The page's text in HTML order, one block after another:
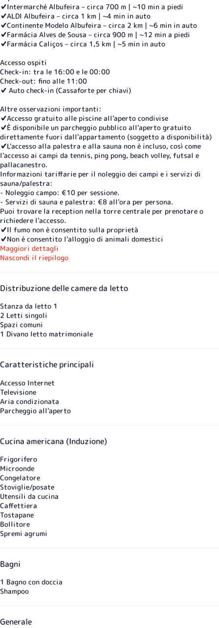
✔️Intermarché Albufeira – circa 700 m | ~10 min a piedi
✔️ALDI Albufeira – circa 1 km | ~4 min in auto
✔️Continente Modelo Albufeira – circa 2 km | ~6 min in auto
✔️Farmácia Alves de Sousa – circa 900 m | ~12 min a piedi
✔️Farmácia Caliços – circa 1,5 km | ~5 min in auto
Accesso ospiti
Check-in: tra le 16:00 e le 00:00
Check-out: fino alle 11:00
✔️ Auto check-in (Cassaforte per chiavi)
Altre osservazioni importanti:
✔️Accesso gratuito alle piscine all'aperto condivise
✔️È disponibile un parcheggio pubblico all'aperto gratuito
direttamente fuori dall'appartamento (soggetto a disponibilità)
✔️L'accesso alla palestra e alla sauna non è incluso, così come
l'accesso ai campi da tennis, ping pong, beach volley, futsal e
pallacanestro.
Informazioni tariffarie per il noleggio dei campi e i servizi di
sauna/palestra:
- Noleggio campo: €10 per sessione.
- Servizi di sauna e palestra: €8 all'ora per persona.
Puoi trovare la reception nella torre centrale per prenotare o
richiedere l'accesso.
✔️Il fumo non è consentito sulla proprietà
✔️Non è consentito l'alloggio di animali domestici
Maggiori dettagli
Nascondi il riepilogo
Distribuzione delle camere da letto
Stanza da letto 1
2 Letti singoli
Spazi comuni
1 Divano letto matrimoniale
Caratteristiche principali
Accesso Internet
Televisione
Aria condizionata
Parcheggio all'aperto
Cucina americana (Induzione)
Frigorifero
Microonde
Congelatore
Stoviglie/posate
Utensili da cucina
Caffettiera
Tostapane
Bollitore
Spremi agrumi
Bagni
1 Bagno con doccia
Shampoo
Generale